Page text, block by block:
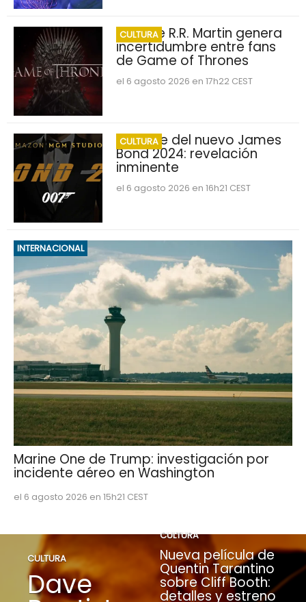
CULTURA
George R.R. Martin genera
incertidumbre entre fans
de Game of Thrones
el 6 agosto 2026 en 17h22 CEST
CULTURA
Nombre del nuevo James
Bond 2024: revelación
inminente
el 6 agosto 2026 en 16h21 CEST
INTERNACIONAL
Marine One de Trump: investigación por
incidente aéreo en Washington
el 6 agosto 2026 en 15h21 CEST
CULTURA
Dave
CULTURA
Nueva película de
Quentin Tarantino
sobre Cliff Booth:
detalles y estreno